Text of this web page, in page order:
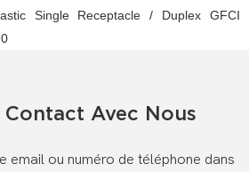
Avec Nous
email ou numéro de téléphone dans